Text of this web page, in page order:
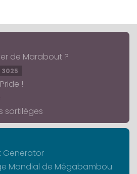
de Marabout ?
3025
!
sortilèges
Generator
Mondial de Mégabambou